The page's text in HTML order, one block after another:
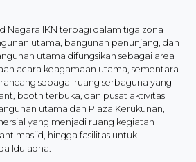
Negara IKN terbagi dalam tiga zona
utama, bangunan penunjang, dan
utama difungsikan sebagai area
acara keagamaan utama, sementara
sebagai ruang serbaguna yang
booth terbuka, dan pusat aktivitas
utama dan Plaza Kerukunan,
yang menjadi ruang kegiatan
masjid, hingga fasilitas untuk
Iduladha.